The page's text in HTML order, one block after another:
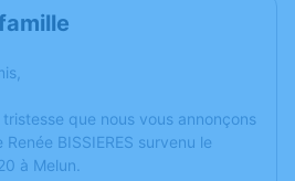
que nous vous annonçons
BISSIERES survenu le
à Melun.